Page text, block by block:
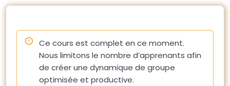
– Les conditions de travail (sécurité, cantonnement).
– La continuité de service, travaux en site occupé et
impacts des travaux sur la négociation des nouveaux
contrats.
– L’information des parties prenantes
Ce cours est complet en ce moment.
Nous limitons le nombre d’apprenants afin
de créer une dynamique de groupe
optimisée et productive.